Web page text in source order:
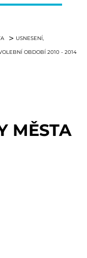
USNESENÍ,
OBDOBÍ 2010 - 2014
MĚSTA